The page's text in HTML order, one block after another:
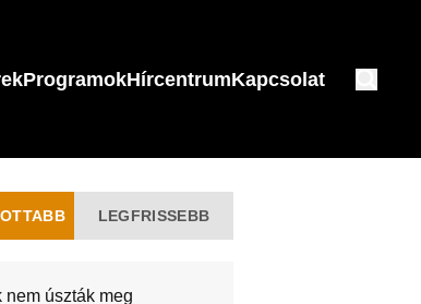
ProgramokHírcentrumKapcsolat
LEGFRISSEBB
nem úszták meg